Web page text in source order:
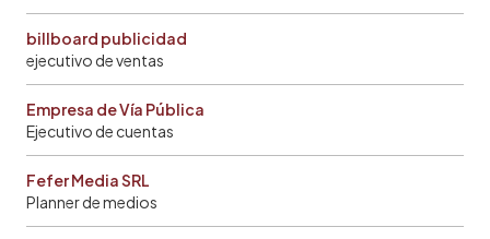
billboard publicidad
ejecutivo de ventas
Empresa de Vía Pública
Ejecutivo de cuentas
Fefer Media SRL
Planner de medios